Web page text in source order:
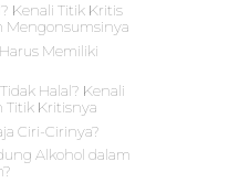
Kenali Titik Kritis
Mengonsumsinya
Memiliki
Halal? Kenali
Titik Kritisnya
Ciri-Cirinya?
Alkohol dalam